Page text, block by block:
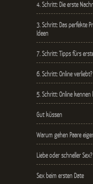
4. Schritt: Die erste
3. Schritt: Das perfekte
Ideen
7. Schritt: Tipps fürs
6. Schritt: Online
5. Schritt: Online kennen
Gut küssen
Warum gehen Paare
Liebe oder schneller Sex?
Sex beim ersten Date